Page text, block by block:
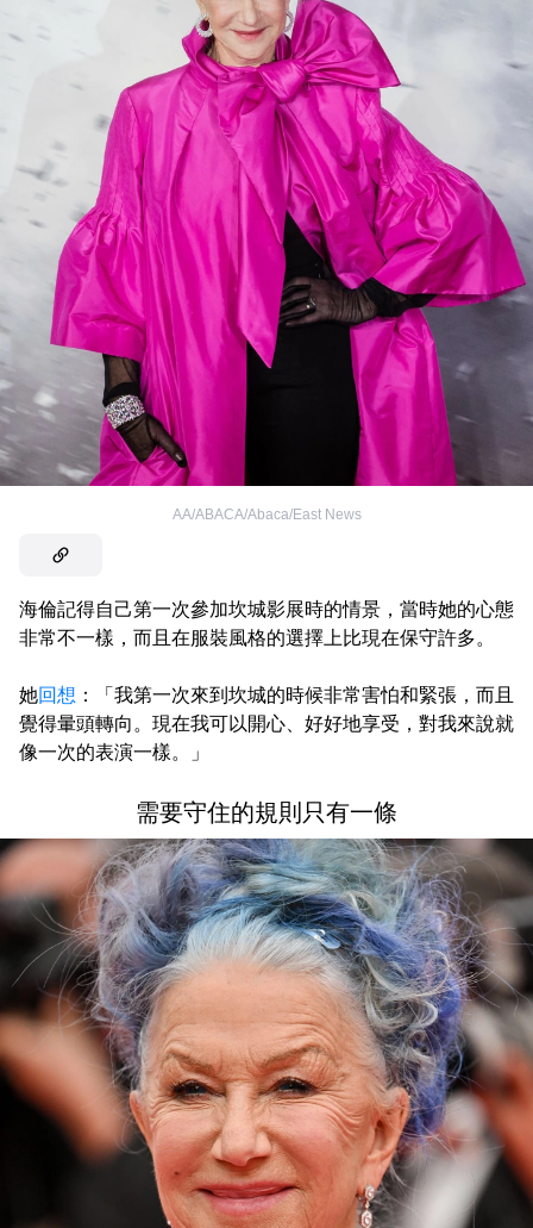
AA/ABACA/Abaca/East News
海倫記得自己第一次參加坎城影展時的情景，當時她的心態
非常不一樣，而且在服裝風格的選擇上比現在保守許多。
她回想 ：「我第一次來到坎城的時候非常害怕和緊張，而且
覺得暈頭轉向。現在我可以開心、好好地享受，對我來說就
像一次的表演一樣。」
需要守住的規則只有一條